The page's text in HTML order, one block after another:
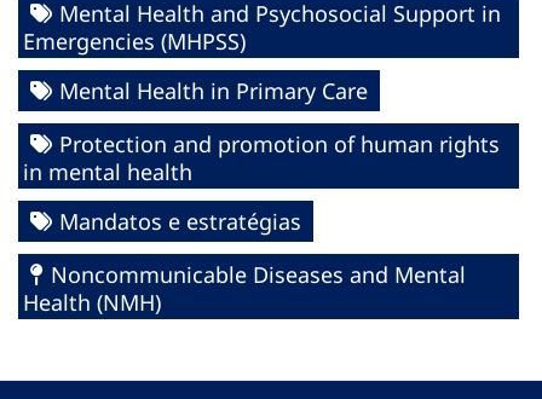
Mental Health and Psychosocial Support in
Emergencies (MHPSS)
Mental Health in Primary Care
Protection and promotion of human rights
in mental health
Mandatos e estratégias
Noncommunicable Diseases and Mental
Health (NMH)